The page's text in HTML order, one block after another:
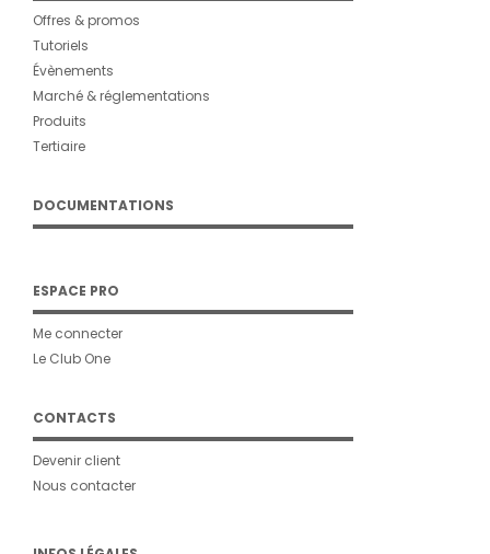
Offres & promos
Tutoriels
Évènements
Marché & réglementations
Produits
Tertiaire
DOCUMENTATIONS
ESPACE PRO
Me connecter
Le Club One
CONTACTS
Devenir client
Nous contacter